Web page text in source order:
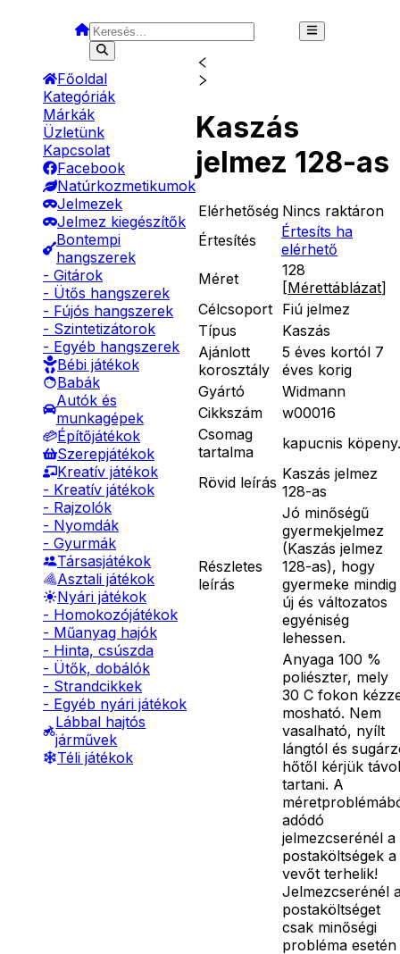
Főoldal
Kategóriák
Márkák
Üzletünk
Kapcsolat
Facebook
Natúrkozmetikumok
Jelmezek
Jelmez kiegészítők
Bontempi
hangszerek
- Gitárok
- Ütős hangszerek
- Fújós hangszerek
- Szintetizátorok
- Egyéb hangszerek
Bébi játékok
Babák
Autók és
munkagépek
Építőjátékok
Szerepjátékok
Kreatív játékok
- Kreatív játékok
- Rajzolók
- Nyomdák
- Gyurmák
Társasjátékok
Asztali játékok
Nyári játékok
- Homokozójátékok
- Műanyag hajók
- Hinta, csúszda
- Ütők, dobálók
- Strandcikkek
- Egyéb nyári játékok
Lábbal hajtós
járművek
Téli játékok
Kaszás
jelmez 128-as
Elérhetőség Nincs raktáron
Értesítés
Értesíts ha
elérhető
Méret
128
[Mérettáblázat]
Célcsoport Fiú jelmez
Típus
Kaszás
Ajánlott
korosztály
5 éves kortól 7
éves korig
Gyártó
Widmann
Cikkszám
w00016
Csomag
tartalma
kapucnis köpeny.
Rövid leírás Kaszás jelmez
128-as
Részletes
leírás
Jó minőségű
gyermekjelmez
(Kaszás jelmez
128-as), hogy
gyermeke mindig
új és változatos
egyéniség
lehessen.
Anyaga 100 %
poliészter, mely
30 C fokon
mosható. Nem
vasalható, nyílt
lángtól és
hőtől kérjük távol
tartani. A
adódó
jelmezcserénél a
postaköltségek a
vevőt terhelik!
Jelmezcserénél
postaköltséget
csak minőségi
probléma esetén